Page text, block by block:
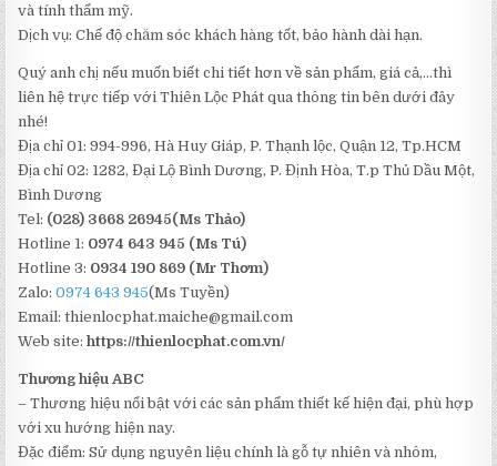
và tính thẩm mỹ.
Dịch vụ: Chế độ chăm sóc khách hàng tốt, bảo hành dài hạn.
Quý anh chị nếu muốn biết chi tiết hơn về sản phẩm, giá cả,…thì
liên hệ trực tiếp với Thiên Lộc Phát qua thông tin bên dưới đây
nhé!
Địa chỉ 01: 994-996, Hà Huy Giáp, P. Thạnh lộc, Quận 12, Tp.HCM
Địa chỉ 02: 1282, Đại Lộ Bình Dương, P. Định Hòa, T.p Thủ Dầu Một,
Bình Dương
Tel: (028) 3668 26945(Ms Thảo)
Hotline 1: 0974 643 945 (Ms Tú)
Hotline 3: 0934 190 869 (Mr Thơm)
Zalo:0974 643 945(Ms Tuyền)
Email:thienlocphat.maiche@gmail.com
Web site:https://thienlocphat.com.vn/
Thương hiệu ABC
– Thương hiệu nổi bật với các sản phẩm thiết kế hiện đại, phù hợp
với xu hướng hiện nay.
Đặc điểm: Sử dụng nguyên liệu chính là gỗ tự nhiên và nhôm,